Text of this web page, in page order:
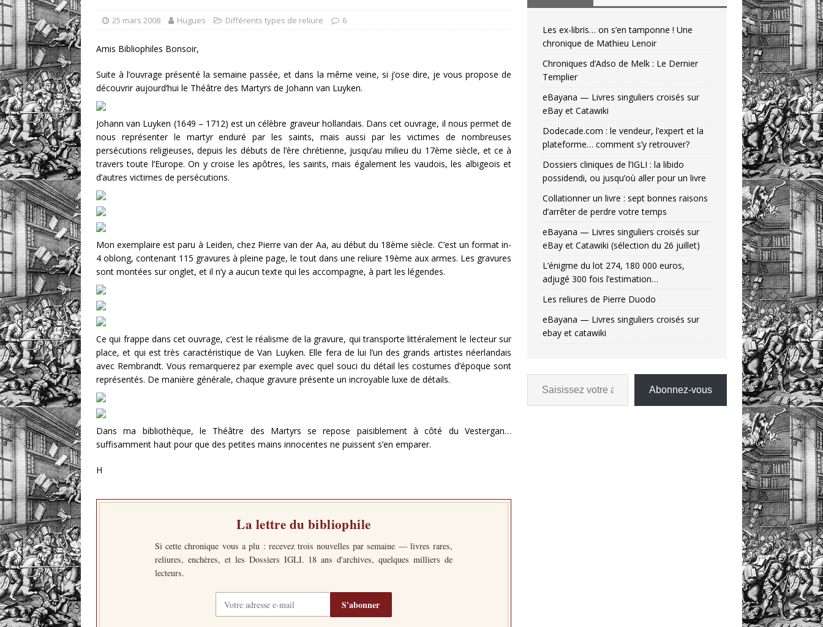
un livre
DOSSIERS CLINIQUES DE L'IGLI
25 mars 2008 Hugues Différents types de reliure 6
Amis Bibliophiles Bonsoir,
Suite à l’ouvrage présenté la semaine passée, et dans la même veine, si j’ose dire, je vous propose de
découvrir aujourd’hui le Théâtre des Martyrs de Johann van Luyken.
Johann van Luyken (1649 – 1712) est un célèbre graveur hollandais. Dans cet ouvrage, il nous permet de
nous représenter le martyr enduré par les saints, mais aussi par les victimes de nombreuses
persécutions religieuses, depuis les débuts de l’ère chrétienne, jusqu’au milieu du 17ème siècle, et ce à
travers toute l’Europe. On y croise les apôtres, les saints, mais également les vaudois, les albigeois et
d’autres victimes de persécutions.
Mon exemplaire est paru à Leiden, chez Pierre van der Aa, au début du 18ème siècle. C’est un format in-
4 oblong, contenant 115 gravures à pleine page, le tout dans une reliure 19ème aux armes. Les gravures
sont montées sur onglet, et il n’y a aucun texte qui les accompagne, à part les légendes.
Ce qui frappe dans cet ouvrage, c’est le réalisme de la gravure, qui transporte littéralement le lecteur sur
place, et qui est très caractéristique de Van Luyken. Elle fera de lui l’un des grands artistes néerlandais
avec Rembrandt. Vous remarquerez par exemple avec quel souci du détail les costumes d’époque sont
représentés. De manière générale, chaque gravure présente un incroyable luxe de détails.
Dans ma bibliothèque, le Théâtre des Martyrs se repose paisiblement à côté du Vestergan…
suffisamment haut pour que des petites mains innocentes ne puissent s’en emparer.
H
La lettre du bibliophile
Si cette chronique vous a plu : recevez trois nouvelles par semaine — livres rares,
reliures, enchères, et les Dossiers IGLI. 18 ans d'archives, quelques milliers de
lecteurs.
S'abonner
Les ex-libris… on s’en tamponne ! Une
chronique de Mathieu Lenoir
Chroniques d’Adso de Melk : Le Dernier
Templier
eBayana — Livres singuliers croisés sur
eBay et Catawiki
Dodecade.com : le vendeur, l’expert et la
plateforme… comment s’y retrouver?
Dossiers cliniques de l’IGLI : la libido
possidendi, ou jusqu’où aller pour un livre
Collationner un livre : sept bonnes raisons
d’arrêter de perdre votre temps
eBayana — Livres singuliers croisés sur
eBay et Catawiki (sélection du 26 juillet)
L’énigme du lot 274, 180 000 euros,
adjugé 300 fois l’estimation…
Les reliures de Pierre Duodo
eBayana — Livres singuliers croisés sur
ebay et catawiki
Abonnez-vous